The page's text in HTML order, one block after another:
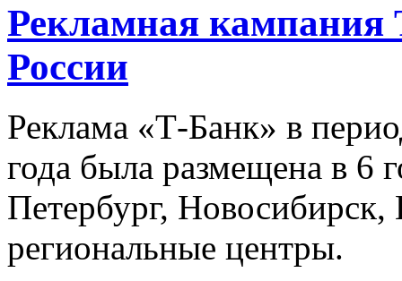
Рекламная кампания
России
Реклама «Т-Банк» в
года была размещена в 6
Петербург,
региональные центры.